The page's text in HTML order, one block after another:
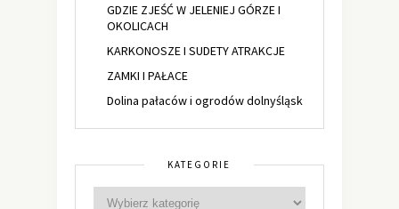
GDZIE ZJEŚĆ W JELENIEJ GÓRZE I
OKOLICACH
KARKONOSZE I SUDETY ATRAKCJE
ZAMKI I PAŁACE
Dolina pałaców i ogrodów dolnyśląsk
KATEGORIE